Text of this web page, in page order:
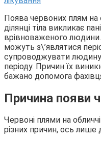
Поява червоних плям на
ділянці тіла викликає
врівноваженого
можуть з\’являтися
супроводжувати
періоду. Причин їх
бажано допомога
Причина появи
Червоні плями на
різних причин, ось лише